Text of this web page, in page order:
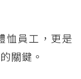
恤員工，更是
關鍵。